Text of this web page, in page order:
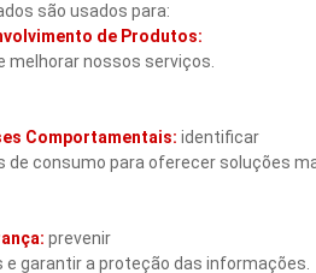
são usados para:
de Produtos:
melhorar nossos serviços.
Comportamentais: identificar
de consumo para oferecer soluções
prevenir
e garantir a proteção das informações.